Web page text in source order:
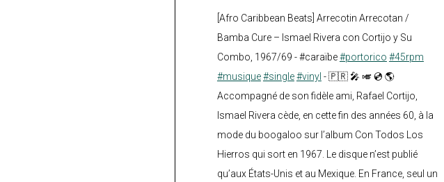
[Afro Caribbean Beats] Arrecotin Arrecotan /
Bamba Cure – Ismael Rivera con Cortijo y Su
Combo, 1967/69 - #caraïbe#portorico #45rpm
#musique#single#vinyl - 🇵🇷 🎤 🎺 💿 🌎
Accompagné de son fidèle ami, Rafael Cortijo,
Ismael Rivera cède, en cette fin des années 60, à la
mode du boogaloo sur l’album Con Todos Los
Hierros qui sort en 1967. Le disque n’est publié
qu’aux États-Unis et au Mexique. En France, seul un